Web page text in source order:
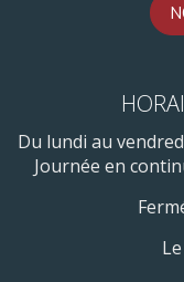
Du lundi au
Journée en